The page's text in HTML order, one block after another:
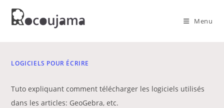
Skip
Menu
LOGICIELS POUR ÉCRIRE
Tuto expliquant comment télécharger les logiciels utilisés
dans les articles: GeoGebra, etc.